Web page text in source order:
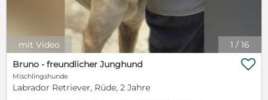
1 / 16
mit Video
Bruno - freundlicher Junghund
Mischlingshunde
Labrador Retriever, Rüde, 2 Jahre
